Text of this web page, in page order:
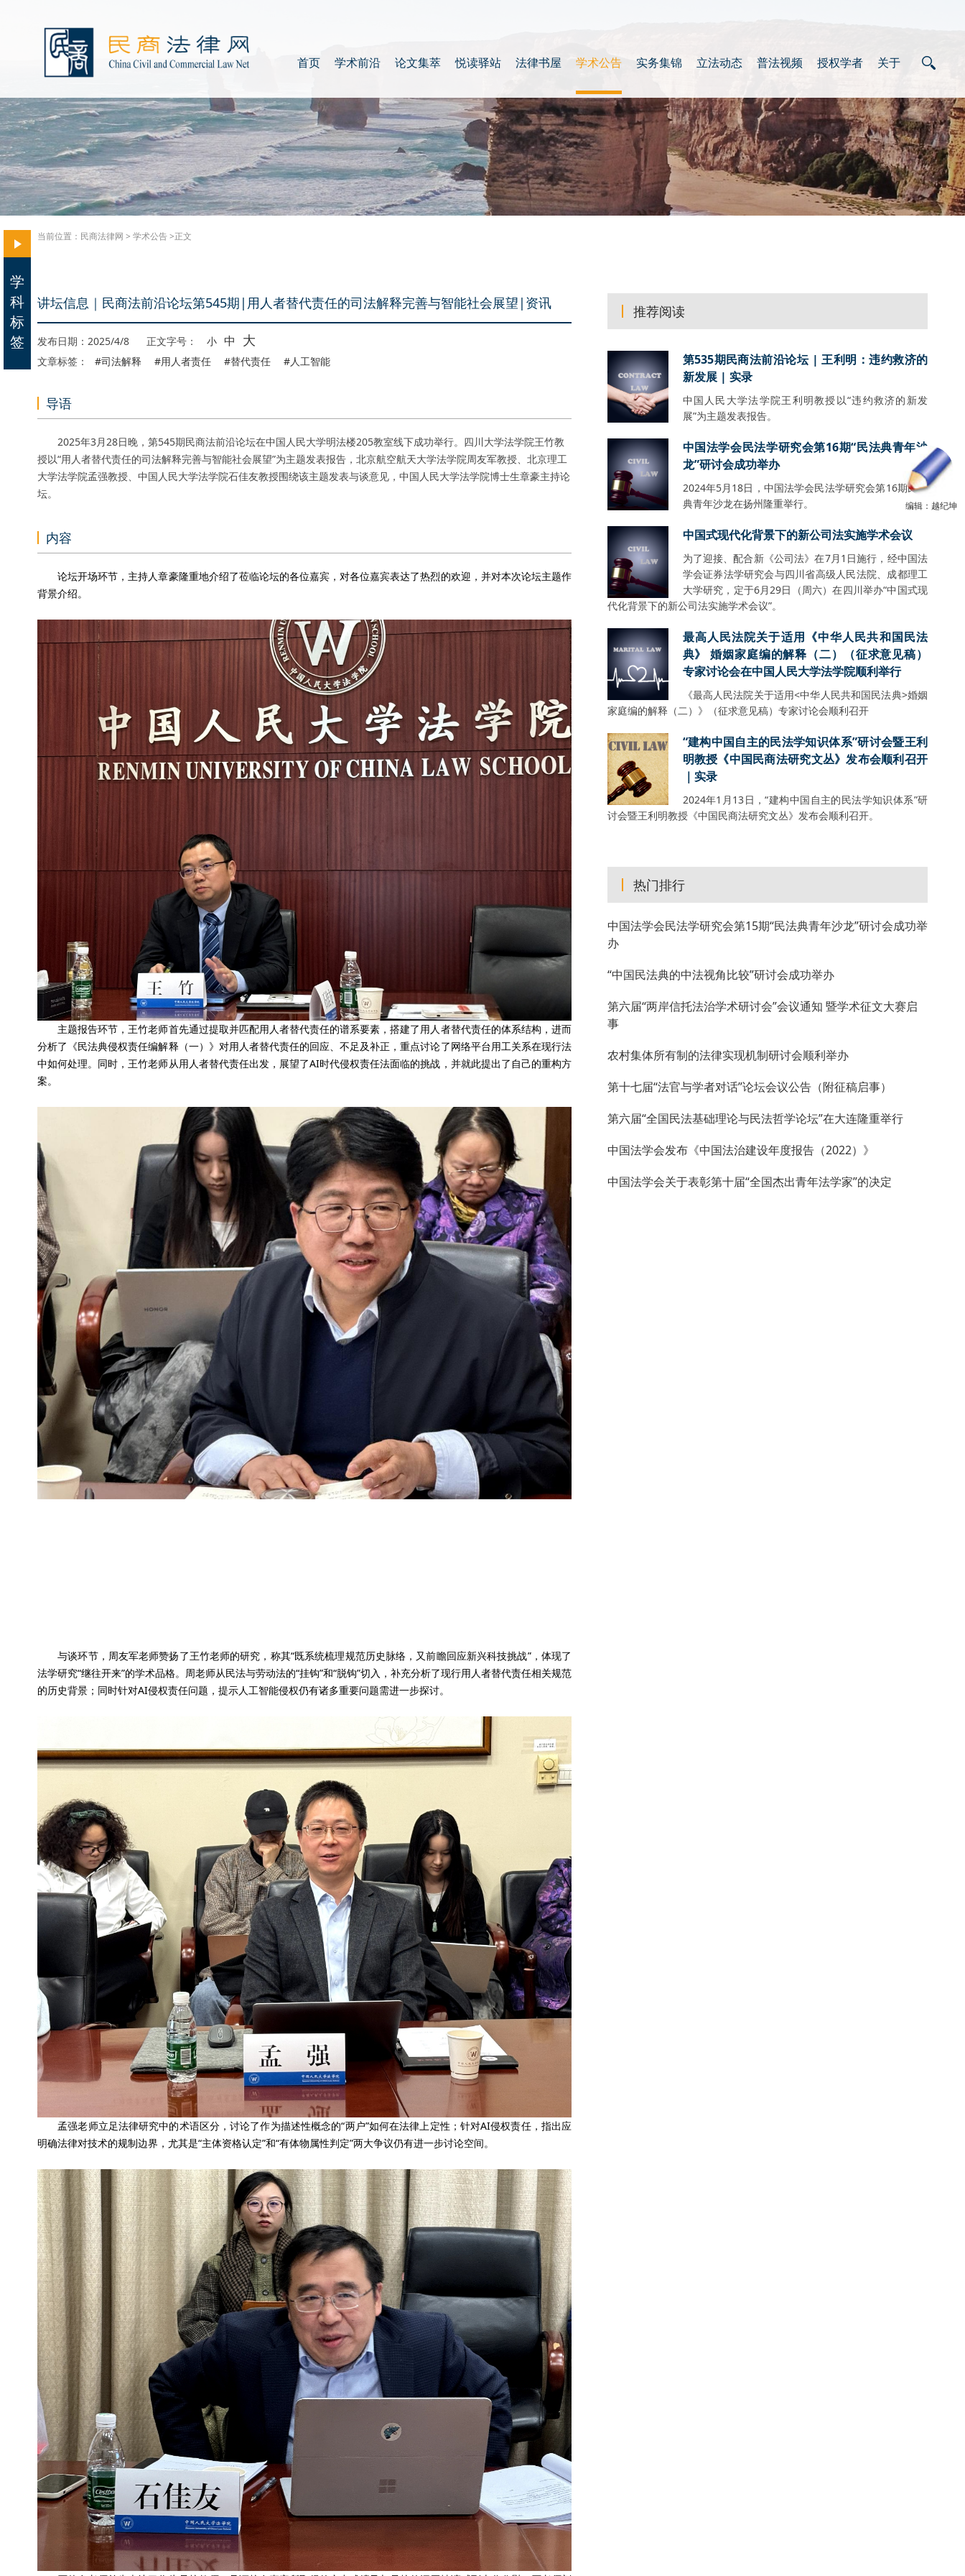
首页 学术前沿 论文集萃 悦读驿站 法律书屋 学术公告 实务集锦 立法动态 普法视频 授权学者 关于
当前位置： 民商法律网 > 学术公告>正文
讲坛信息｜民商法前沿论坛第545期|用人者替代责任的司法解释完善与智能社会展望|资讯
发布日期：2025/4/8 正文字号： 小 中 大
文章标签： #司法解释 #用人者责任 #替代责任 #人工智能
导语
2025年3月28日晚，第545期民商法前沿论坛在中国人民大学明法楼205教室线下成功举行。四川大学法学院王竹教
授以“用人者替代责任的司法解释完善与智能社会展望”为主题发表报告，北京航空航天大学法学院周友军教授、北京理工
大学法学院孟强教授、中国人民大学法学院石佳友教授围绕该主题发表与谈意见，中国人民大学法学院博士生章豪主持论
坛。
内容
论坛开场环节，主持人章豪隆重地介绍了莅临论坛的各位嘉宾，对各位嘉宾表达了热烈的欢迎，并对本次论坛主题作
背景介绍。
主题报告环节，王竹老师首先通过提取并匹配用人者替代责任的谱系要素，搭建了用人者替代责任的体系结构，进而
分析了《民法典侵权责任编解释（一）》对用人者替代责任的回应、不足及补正，重点讨论了网络平台用工关系在现行法
中如何处理。同时，王竹老师从用人者替代责任出发，展望了AI时代侵权责任法面临的挑战，并就此提出了自己的重构方
案。
与谈环节，周友军老师赞扬了王竹老师的研究，称其“既系统梳理规范历史脉络，又前瞻回应新兴科技挑战”，体现了
法学研究“继往开来”的学术品格。周老师从民法与劳动法的“挂钩”和“脱钩”切入，补充分析了现行用人者替代责任相关规范
的历史背景；同时针对AI侵权责任问题，提示人工智能侵权仍有诸多重要问题需进一步探讨。
孟强老师立足法律研究中的术语区分，讨论了作为描述性概念的“两户”如何在法律上定性；针对AI侵权责任，指出应
明确法律对技术的规制边界，尤其是“主体资格认定”和“有体物属性判定”两大争议仍有进一步讨论空间。
推荐阅读
第535期民商法前沿论坛 | 王利明：违约救济的
新发展 | 实录
中国人民大学法学院王利明教授以“违约救济的新发
展”为主题发表报告。
中国法学会民法学研究会第16期“民法典青年沙
龙”研讨会成功举办
2024年5月18日，中国法学会民法学研究会第16期民法
典青年沙龙在扬州隆重举行。
中国式现代化背景下的新公司法实施学术会议
为了迎接、配合新《公司法》在7月1日施行，经中国法
学会证券法学研究会与四川省高级人民法院、成都理工
大学研究，定于6月29日（周六）在四川举办“中国式现
代化背景下的新公司法实施学术会议”。
最高人民法院关于适用《中华人民共和国民法
典》 婚姻家庭编的解释（二）（征求意见稿）
专家讨论会在中国人民大学法学院顺利举行
《最高人民法院关于适用<中华人民共和国民法典>婚姻
家庭编的解释（二）》（征求意见稿）专家讨论会顺利召开
“建构中国自主的民法学知识体系”研讨会暨王利
明教授《中国民商法研究文丛》发布会顺利召开
｜实录
2024年1月13日，“建构中国自主的民法学知识体系”研
讨会暨王利明教授《中国民商法研究文丛》发布会顺利召开。
热门排行
中国法学会民法学研究会第15期“民法典青年沙龙”研讨会成功举
办
“中国民法典的中法视角比较”研讨会成功举办
第六届“两岸信托法治学术研讨会”会议通知 暨学术征文大赛启
事
农村集体所有制的法律实现机制研讨会顺利举办
第十七届“法官与学者对话”论坛会议公告（附征稿启事）
第六届“全国民法基础理论与民法哲学论坛”在大连隆重举行
中国法学会发布《中国法治建设年度报告（2022）》
中国法学会关于表彰第十届“全国杰出青年法学家”的决定
编辑：越纪坤
学
科
标
签